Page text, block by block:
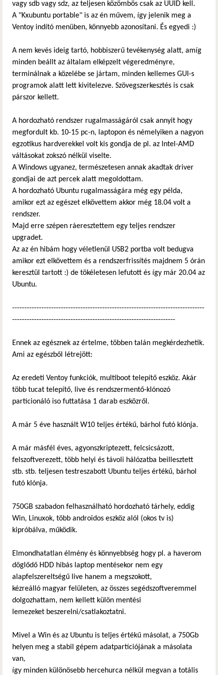
vagy sdb vagy sdz, az teljesen közömbös csak az UUID kell.
A "Kxubuntu portable" is az én művem, így jelenik meg a
Ventoy indító menüben, könnyebb azonosítani. És egyedi :)
A nem kevés ideig tartó, hobbiszerű tevékenység alatt, amíg
minden beállt az általam elképzelt végeredményre,
terminálnak a közelébe se jártam, minden kellemes GUI-s
programok alatt lett kivitelezve. Szövegszerkesztés is csak
párszor kellett.
A hordozható rendszer rugalmasságáról csak annyit hogy
megfordult kb. 10-15 pc-n, laptopon és némelyiken a nagyon
egzotikus hardverekkel volt kis gondja de pl. az Intel-AMD
váltásokat zokszó nélkül viselte.
A Windows ugyanez, természetesen annak akadtak driver
gondjai de azt percek alatt megoldottam.
A hordozható Ubuntu rugalmasságára még egy példa,
amikor ezt az egészet elkövettem akkor még 18.04 volt a
rendszer.
Majd erre szépen ráeresztettem egy teljes rendszer
upgradet.
Az az én hibám hogy véletlenül USB2 portba volt bedugva
amikor ezt elkövettem és a rendszerfrissítés majdnem 5 órán
keresztül tartott :) de tökéletesen lefutott és így már 20.04 az
Ubuntu.
-------------------------------------------------------------------------------
-------------------------------------------------------------------
Ennek az egésznek az értelme, többen talán megkérdezhetik.
Ami az egészből létrejött:
Az eredeti Ventoy funkciók, multiboot telepítő eszköz. Akár
több tucat telepítő, live és rendszermentő-klónozó
partícionáló iso futtatása 1 darab eszközről.
A már 5 éve használt W10 teljes értékű, bárhol futó klónja.
A már másfél éves, agyonszkriptezett, felcsicsázott,
felszoftverezett, több helyi és távoli hálózatba beillesztett
stb. stb. teljesen testreszabott Ubuntu teljes értékű, bárhol
futó klónja.
750GB szabadon felhasználható hordozható tárhely, eddig
Win, Linuxok, több androidos eszköz alól (okos tv is)
kipróbálva, működik.
Elmondhatatlan élmény és könnyebbség hogy pl. a haverom
döglődő HDD hibás laptop mentésekor nem egy
alapfelszereltségű live hanem a megszokott,
kézreálló magyar felületen, az összes segédszoftveremmel
dolgozhattam, nem kellett külön mentési
lemezeket beszerelni/csatlakoztatni.
Mivel a Win és az Ubuntu is teljes értékű másolat, a 750Gb
helyen meg a stabil gépem adatpartíciójának a másolata
van,
így minden különösebb hercehurca nélkül megvan a totális